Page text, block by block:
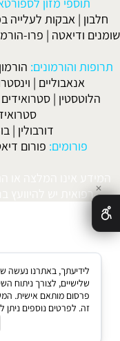
חלבון | אבקות לעלייה
שומנים ודיאטה | פרו-
תרופות והורמונים:
אנאבוליים |
הלוטסטין |
דורבולין |
פורומים: פורום
המידע אינו המלצה או
רפואית יש להיוועץ ✕
שלישיים, לצורך ניתוח
פרסום מותאם אישית.
זה. לפרטים נוספים ניתן